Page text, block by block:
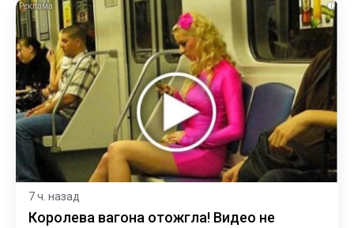
i
7 ч. назад
Королева вагона отожгла! Видео не